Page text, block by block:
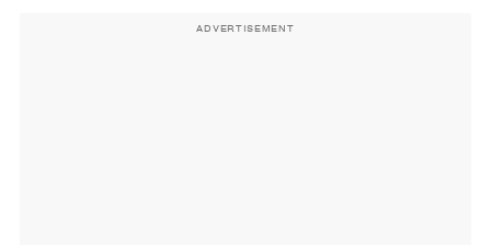
24 Suro 1960 BaꞌADVERTISEMENT